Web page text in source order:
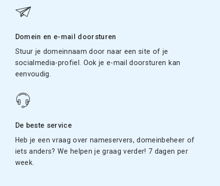
Domein en e-mail doorsturen
Stuur je domeinnaam door naar een site of je
socialmedia-profiel. Ook je e-mail doorsturen kan
eenvoudig.
De beste service
Heb je een vraag over nameservers, domeinbeheer of
iets anders? We helpen je graag verder! 7 dagen per
week.